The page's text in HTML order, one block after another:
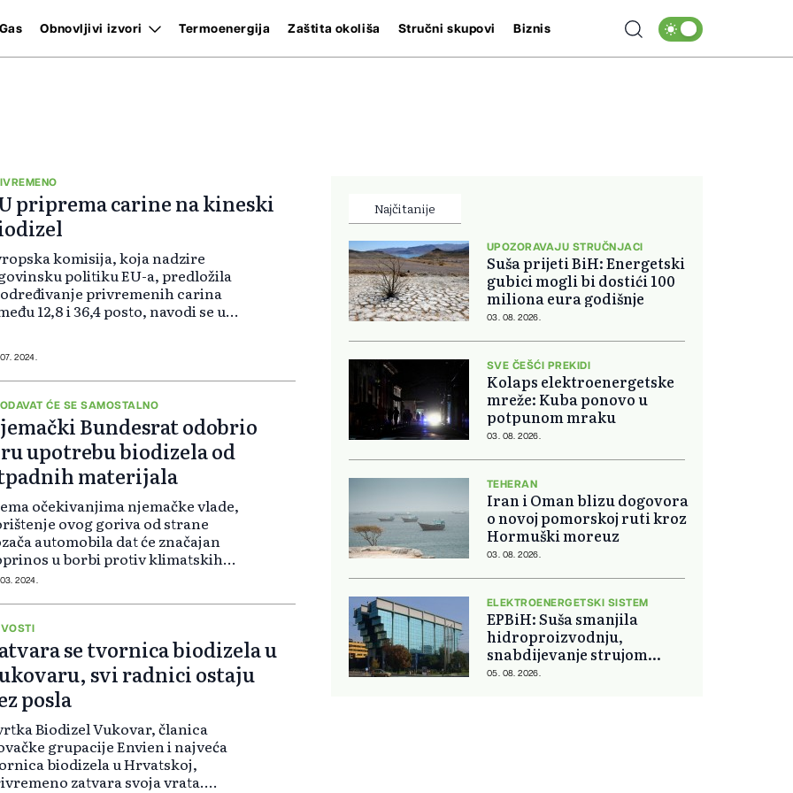
Gas Obnovljivi izvori Termoenergija Zaštita okoliša Stručni skupovi Biznis
priprema carine na kineski
komisija, koja nadzire
politiku EU-a, predložila
privremenih carina
12,8 i 36,4 posto, navodi se u
kolovoza, prenos...
2024.
ĆE SE SAMOSTALNO
Bundesrat odobrio
upotrebu biodizela od
materijala
očekivanjima njemačke vlade,
ovog goriva od strane
automobila dat će značajan
u borbi protiv klimatskih
Kako prenosi njemačka
ostalog predviđa da će se
2024.
se tvornica biodizela u
svi radnici ostaju
posla
Biodizel Vukovar, članica
grupacije Envien i najveća
biodizela u Hrvatskoj,
zatvara svoja vrata.
Najčitanije
UPOZORAVAJU STRUČNJACI
Suša prijeti BiH: Energetski
gubici mogli bi dostići 100
miliona eura godišnje
03. 08. 2026.
SVE ČEŠĆI PREKIDI
Kolaps elektroenergetske
mreže: Kuba ponovo u
potpunom mraku
03. 08. 2026.
TEHERAN
Iran i Oman blizu dogovora
o novoj pomorskoj ruti kroz
Hormuški moreuz
03. 08. 2026.
ELEKTROENERGETSKI SISTEM
EPBiH: Suša smanjila
hidroproizvodnju,
snabdijevanje strujom
ostaje stabilno
05. 08. 2026.